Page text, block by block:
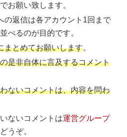
お願い致します。
の返信は各アカウント1回まで
べるのが目的です。
まとめてお願いします。
是非自体に言及するコメント
ないコメントは、内容を問わ
ないコメントは運営グループ
うぞ。